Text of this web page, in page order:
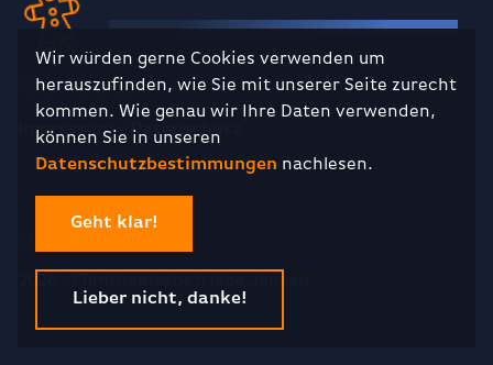
Wir würden gerne Cookies verwenden um
herauszufinden, wie Sie mit unserer Seite zurecht
kommen. Wie genau wir Ihre Daten verwenden,
können Sie in unseren
Datenschutzbestimmungen nachlesen.
Geht klar!
Lieber nicht, danke!
RECHTLICHES
Impressum Datenschutz